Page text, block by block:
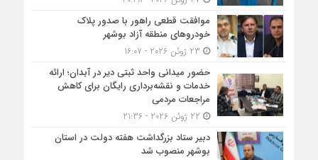
موافقت قطعی راهور با صدور پلاک
خودروهای منطقه آزاد بوشهر
حضور میدانی واحد ثبتی دیر در آبدان؛ ارائه
خدمات و نقشه‌برداری رایگان برای کاهش
مراجعات مردمی
دبیر ستاد بزرگداشت هفته دولت در استان
بوشهر منصوب شد